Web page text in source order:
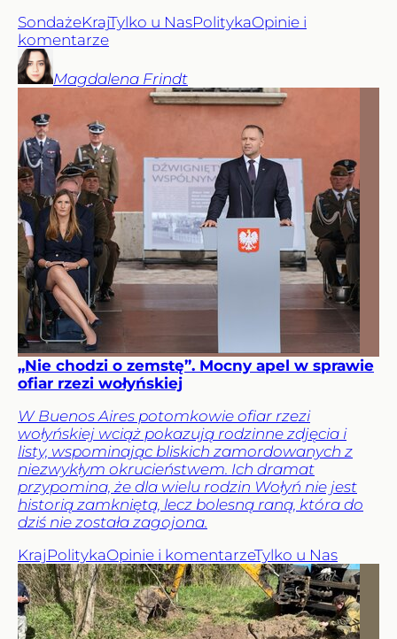
SondażeKrajTylko u NasPolitykaOpinie i
komentarze
Magdalena Frindt
„Nie chodzi o zemstę”. Mocny apel w sprawie
ofiar rzezi wołyńskiej
W Buenos Aires potomkowie ofiar rzezi
wołyńskiej wciąż pokazują rodzinne zdjęcia i
listy, wspominając bliskich zamordowanych z
niezwykłym okrucieństwem. Ich dramat
przypomina, że dla wielu rodzin Wołyń nie jest
historią zamkniętą, lecz bolesną raną, która do
dziś nie została zagojona.
Kraj PolitykaOpinie i komentarzeTylko u Nas